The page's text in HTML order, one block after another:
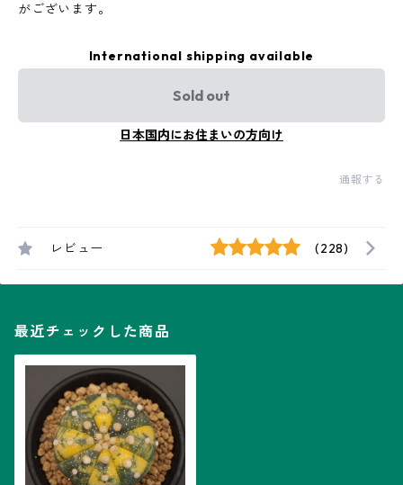
がございます。
International shipping available
Sold out
日本国内にお住まいの方向け
通報する
レビュー (228)
最近チェックした商品